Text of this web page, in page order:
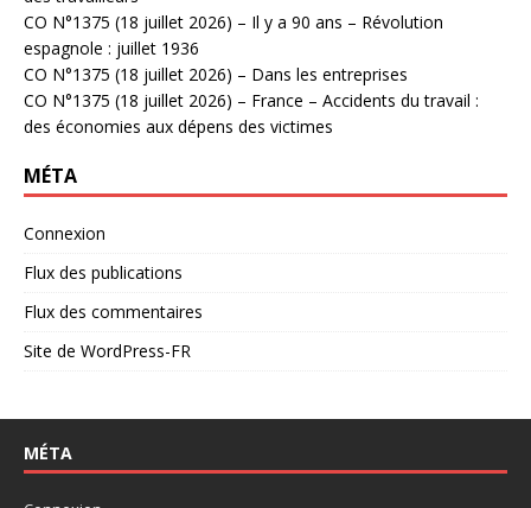
CO N°1375 (18 juillet 2026) – Il y a 90 ans – Révolution
espagnole : juillet 1936
CO N°1375 (18 juillet 2026) – Dans les entreprises
CO N°1375 (18 juillet 2026) – France – Accidents du travail :
des économies aux dépens des victimes
MÉTA
Connexion
Flux des publications
Flux des commentaires
Site de WordPress-FR
MÉTA